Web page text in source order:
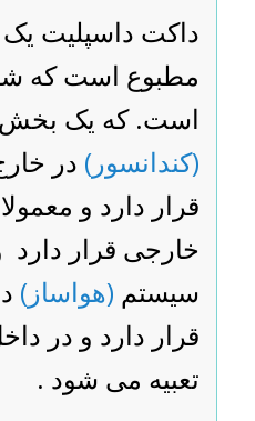
داکت داسپلیت
مطبوع است که
است. که یک
(کندانسور) در
قرار دارد و
خارجی قرار
سیستم (هواساز)
قرار دارد و در
تعبیه می شود .